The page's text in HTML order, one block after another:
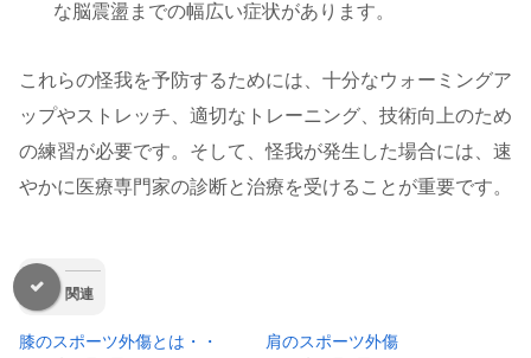
な脳震盪までの幅広い症状があります。
これらの怪我を予防するためには、十分なウォーミングア
ップやストレッチ、適切なトレーニング、技術向上のため
の練習が必要です。そして、怪我が発生した場合には、速
やかに医療専門家の診断と治療を受けることが重要です。
関連
膝のスポーツ外傷とは・・
肩のスポーツ外傷